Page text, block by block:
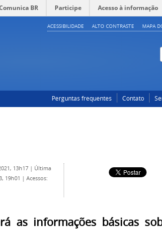
BR Participe Acesso à informação
ACESSIBILIDADE ALTO CONTRASTE MAPA
Perguntas frequentes Contato
13h17 | Última
19h01 | Acessos:
as informações básicas